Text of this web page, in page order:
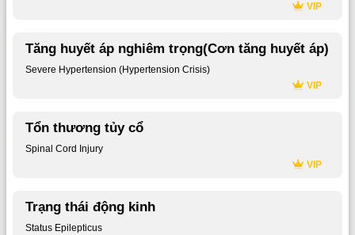
VIP
Tăng huyết áp nghiêm trọng(Cơn tăng huyết áp)
Severe Hypertension (Hypertension Crisis)
VIP
Tổn thương tủy cổ
Spinal Cord Injury
VIP
Trạng thái động kinh
Status Epilepticus